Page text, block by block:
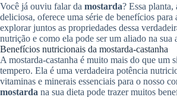
Você já ouviu falar da mostarda? Essa planta,
deliciosa, oferece uma série de benefícios para
explorar juntos as propriedades dessa
nutrição e como ela pode ser um aliado na sua
Benefícios nutricionais da mostarda-castanha
A mostarda-castanha é muito mais do que um
tempero. Ela é uma verdadeira potência
vitaminas e minerais essenciais para o nosso
mostarda na sua dieta pode trazer muitos